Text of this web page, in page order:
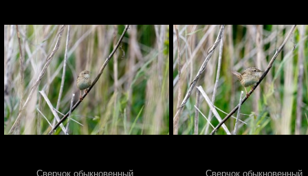
Сверчок обыкновенный. Сверчок обыкновенный.